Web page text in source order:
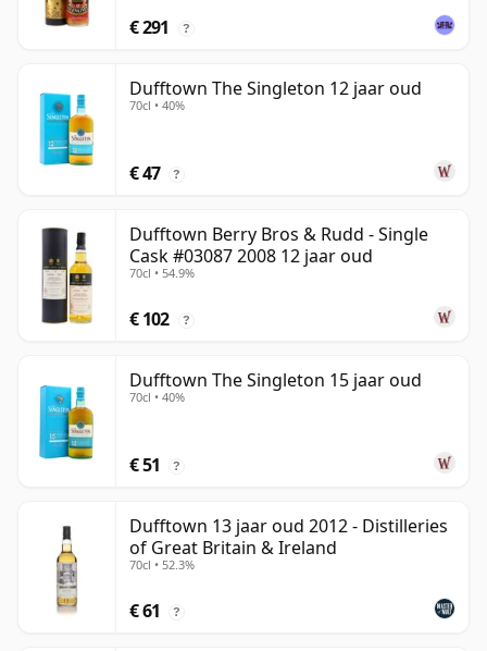
€ 291 ?
Dufftown The Singleton 12 jaar oud
70cl • 40%
€ 47 ?
Dufftown Berry Bros & Rudd - Single
Cask #03087 2008 12 jaar oud
70cl • 54.9%
€ 102 ?
Dufftown The Singleton 15 jaar oud
70cl • 40%
€ 51 ?
Dufftown 13 jaar oud 2012 - Distilleries
of Great Britain & Ireland
70cl • 52.3%
€ 61 ?